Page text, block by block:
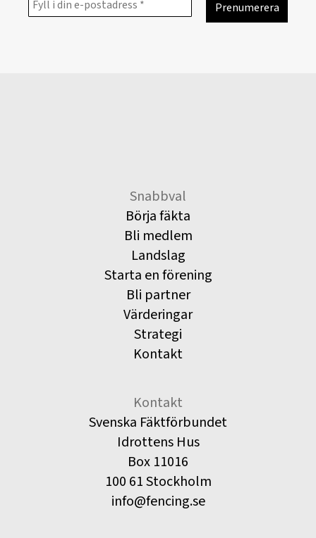
Snabbval
Börja fäkta
Bli medlem
Landslag
Starta en förening
Bli partner
Värderingar
Strategi
Kontakt
Kontakt
Svenska Fäktförbundet
Idrottens Hus
Box 11016
100 61 Stockholm
info@fencing.se